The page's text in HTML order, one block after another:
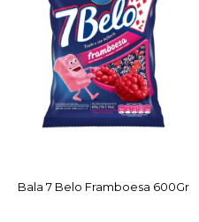
ACESSAR
Bala 7 Belo Framboesa 600Gr